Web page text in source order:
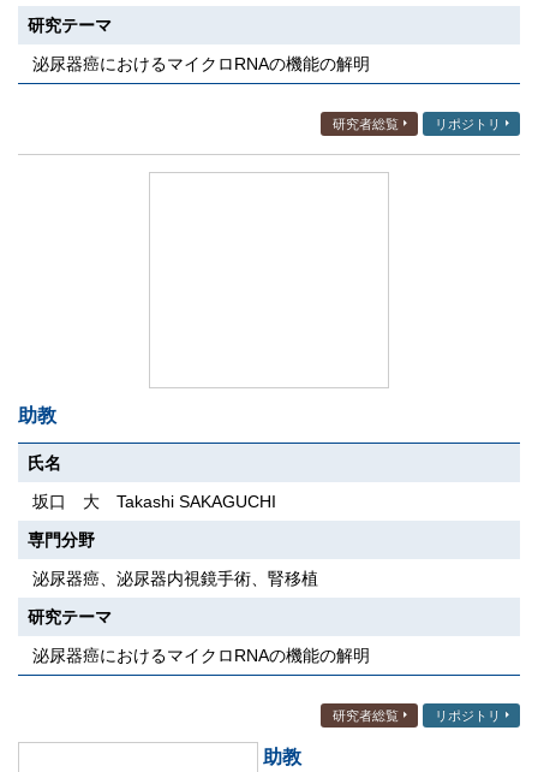
研究テーマ
泌尿器癌におけるマイクロRNAの機能の解明
研究者総覧 リポジトリ
助教
氏名
坂口 大 Takashi SAKAGUCHI
専門分野
泌尿器癌、泌尿器内視鏡手術、腎移植
研究テーマ
泌尿器癌におけるマイクロRNAの機能の解明
研究者総覧 リポジトリ
助教